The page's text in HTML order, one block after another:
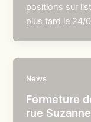
positions sur
plus tard le 24/
News
Fermeture
rue